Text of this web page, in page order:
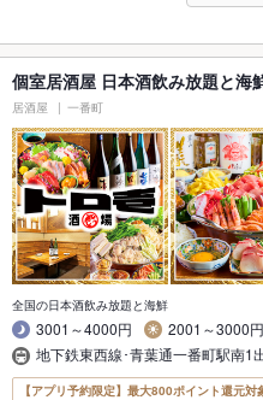
個室居酒屋 日本酒飲み放題と海
居酒屋 一番町
全国の日本酒飲み放題と海鮮
3001～4000円
2001～3000円
地下鉄東西線･青葉通一番町駅南1
【アプリ予約限定】最大800ポイント還元対